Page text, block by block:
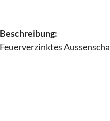
Beschreibung:
Feuerverzinktes